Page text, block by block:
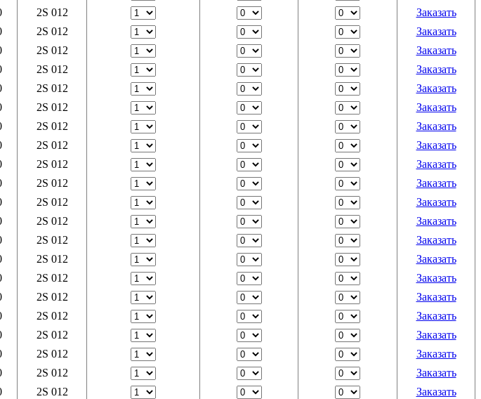
2S 012
Заказать
2S 012
Заказать
2S 012
Заказать
2S 012
Заказать
2S 012
Заказать
2S 012
Заказать
2S 012
Заказать
2S 012
Заказать
2S 012
Заказать
2S 012
Заказать
2S 012
Заказать
2S 012
Заказать
2S 012
Заказать
2S 012
Заказать
2S 012
Заказать
2S 012
Заказать
2S 012
Заказать
2S 012
Заказать
2S 012
Заказать
2S 012
Заказать
2S 012
Заказать